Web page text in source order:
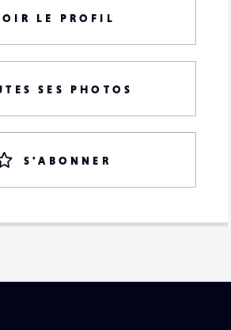
LE PROFIL
SES PHOTOS
S'ABONNER